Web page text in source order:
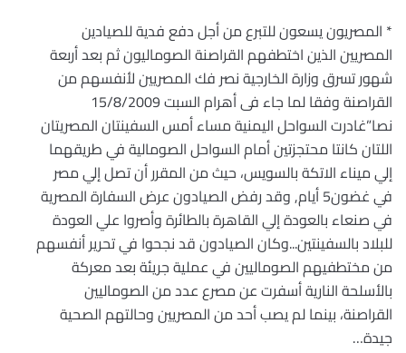
* المصريون يسعون للتبرع من أجل دفع فدية للصيادين
المصريين الذين اختطفهم القراصنة الصوماليون ثم بعد أربعة
شهور تسرق وزارة الخارجية نصر فك المصريين لأنفسهم من
القراصنة وفقا لما جاء فى أهرام السبت 15/8/2009
نصا”غادرت السواحل اليمنية مساء أمس السفينتان المصريتان
اللتان كانتا محتجزتين أمام السواحل الصومالية في طريقهما
إلي ميناء الاتكة بالسويس‏، حيث من المقرر أن تصل إلي مصر
في غضون‏5‏ أيام‏,‏ وقد رفض الصيادون عرض السفارة المصرية
في صنعاء بالعودة إلي القاهرة بالطائرة وأصروا علي العودة
للبلاد بالسفينتين‏.‏..وكان الصيادون قد نجحوا في تحرير أنفسهم
من مختطفيهم الصوماليين في عملية جريئة بعد معركة
بالأسلحة النارية أسفرت عن مصرع عدد من الصوماليين
القراصنة،‏ بينما لم يصب أحد من المصريين وحالتهم الصحية
جيدة…